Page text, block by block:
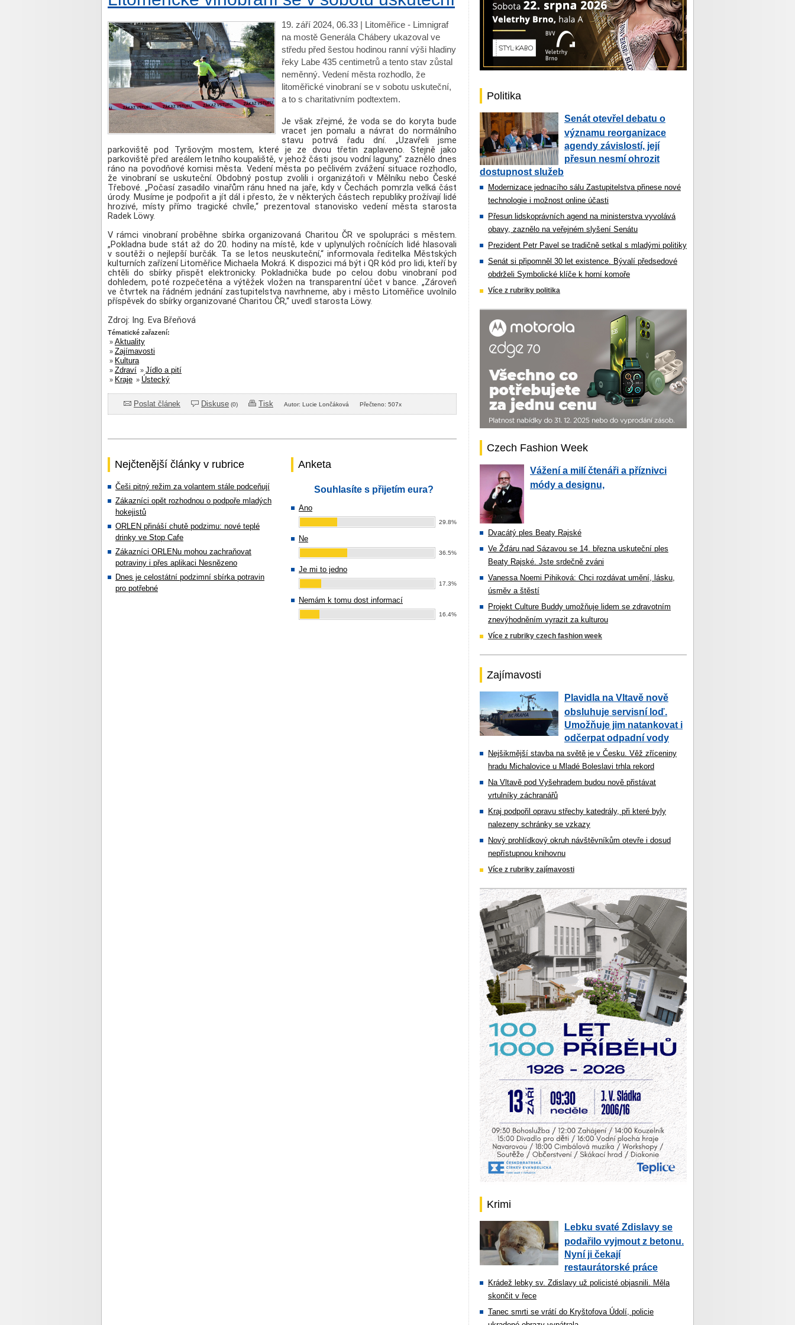
19. září 2024, 06.33 | Litoměřice - Limnigraf
na mostě Generála Chábery ukazoval ve
středu před šestou hodinou ranní výši hladiny
řeky Labe 435 centimetrů a tento stav zůstal
neměnný. Vedení města rozhodlo, že
litoměřické vinobraní se v sobotu uskuteční,
a to s charitativním podtextem.
Je však zřejmé, že voda se do koryta bude
vracet jen pomalu a návrat do normálního
stavu potrvá řadu dní. „Uzavřeli jsme
parkoviště pod Tyršovým mostem, které je ze dvou třetin zaplaveno. Stejně jako
parkoviště před areálem letního koupaliště, v jehož části jsou vodní laguny,“ zaznělo dnes
ráno na povodňové komisi města. Vedení města po pečlivém zvážení situace rozhodlo,
že vinobraní se uskuteční. Obdobný postup zvolili i organizátoři v Mělníku nebo České
Třebové. „Počasí zasadilo vinařům ránu hned na jaře, kdy v Čechách pomrzla velká část
úrody. Musíme je podpořit a jít dál i přesto, že v některých částech republiky prožívají lidé
hrozivé, místy přímo tragické chvíle,“ prezentoval stanovisko vedení města starosta
Radek Löwy.
V rámci vinobraní proběhne sbírka organizovaná Charitou ČR ve spolupráci s městem.
„Pokladna bude stát až do 20. hodiny na místě, kde v uplynulých ročnících lidé hlasovali
v soutěži o nejlepší burčák. Ta se letos neuskuteční,“ informovala ředitelka Městských
kulturních zařízení Litoměřice Michaela Mokrá. K dispozici má být i QR kód pro lidi, kteří by
chtěli do sbírky přispět elektronicky. Pokladnička bude po celou dobu vinobraní pod
dohledem, poté rozpečetěna a výtěžek vložen na transparentní účet v bance. „Zároveň
ve čtvrtek na řádném jednání zastupitelstva navrhneme, aby i město Litoměřice uvolnilo
příspěvek do sbírky organizované Charitou ČR,“ uvedl starosta Löwy.
Zdroj: Ing. Eva Břeňová
Tématické zařazení:
» Aktuality
» Zajímavosti
» Kultura
» Zdraví » Jídlo a pití
» Kraje » Ústecký
Poslat článek Diskuse (0) Tisk Autor: Lucie Lončáková Přečteno: 507x
Nejčtenější články v rubrice
Češi pitný režim za volantem stále podceňují
Zákazníci opět rozhodnou o podpoře mladých
hokejistů
ORLEN přináší chutě podzimu: nové teplé
drinky ve Stop Cafe
Zákazníci ORLENu mohou zachraňovat
potraviny i přes aplikaci Nesnězeno
Dnes je celostátní podzimní sbírka potravin
pro potřebné
Anketa
Souhlasíte s přijetím eura?
Ano
29.8%
Ne
36.5%
Je mi to jedno
17.3%
Nemám k tomu dost informací
16.4%
Politika
Senát otevřel debatu o
významu reorganizace
agendy závislostí, její
přesun nesmí ohrozit
dostupnost služeb
Modernizace jednacího sálu Zastupitelstva přinese nové
technologie i možnost online účasti
Přesun lidskoprávních agend na ministerstva vyvolává
obavy, zaznělo na veřejném slyšení Senátu
Prezident Petr Pavel se tradičně setkal s mladými politiky
Senát si připomněl 30 let existence. Bývalí předsedové
obdrželi Symbolické klíče k horní komoře
Více z rubriky politika
Czech Fashion Week
Vážení a milí čtenáři a příznivci
módy a designu,
Dvacátý ples Beaty Rajské
Ve Žďáru nad Sázavou se 14. března uskuteční ples
Beaty Rajské. Jste srdečně zváni
Vanessa Noemi Pihiková: Chci rozdávat umění, lásku,
úsměv a štěstí
Projekt Culture Buddy umožňuje lidem se zdravotním
znevýhodněním vyrazit za kulturou
Více z rubriky czech fashion week
Zajímavosti
Plavidla na Vltavě nově
obsluhuje servisní loď.
Umožňuje jim natankovat i
odčerpat odpadní vody
Nejšikmější stavba na světě je v Česku. Věž zříceniny
hradu Michalovice u Mladé Boleslavi trhla rekord
Na Vltavě pod Vyšehradem budou nově přistávat
vrtulníky záchranářů
Kraj podpořil opravu střechy katedrály, při které byly
nalezeny schránky se vzkazy
Nový prohlídkový okruh návštěvníkům otevře i dosud
nepřístupnou knihovnu
Více z rubriky zajímavosti
Krimi
Lebku svaté Zdislavy se
podařilo vyjmout z betonu.
Nyní ji čekají
restaurátorské práce
Krádež lebky sv. Zdislavy už policisté objasnili. Měla
skončit v řece
Tanec smrti se vrátí do Kryštofova Údolí, policie